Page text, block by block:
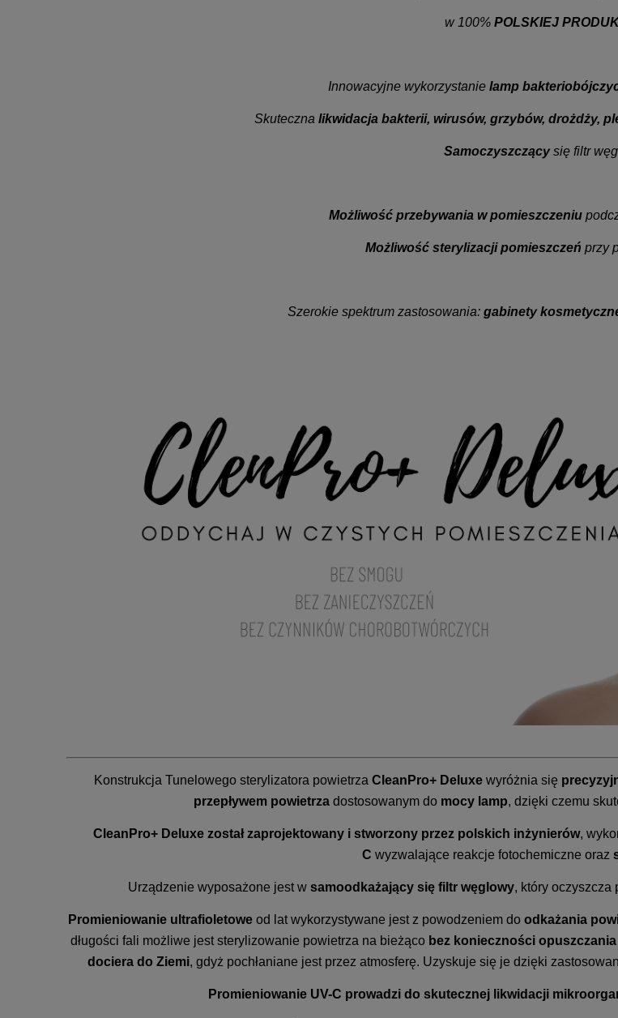
w 100% POLSKIEJ
Innowacyjne wykorzystanie lamp
Skuteczna likwidacja bakterii, wirusów, grzybów, drożdży,
Samoczyszczącysię filtr
Możliwość przebywania w pomieszczeniu
Możliwość sterylizacji pomieszczeń przy
Szerokie spektrum zastosowania: gabinety
Konstrukcja Tunelowego sterylizatora powietrza CleanPro+ Deluxe wyróżnia się
przepływem powietrza dostosowanym do mocy lamp, dzięki czemu
CleanPro+ Deluxe został zaprojektowany i stworzony przez polskich inżynierów,
C wyzwalające reakcje fotochemiczne oraz
Urządzenie wyposażone jest w samoodkażający się filtr węglowy, który oczyszcza
Promieniowanie ultrafioletowe od lat wykorzystywane jest z powodzeniem do odkażania
długości fali możliwe jest sterylizowanie powietrza na bieżąco bez konieczności
dociera do Ziemi, gdyż pochłaniane jest przez atmosferę. Uzyskuje się je dzięki
Promieniowanie UV-C prowadzi do skutecznej likwidacji